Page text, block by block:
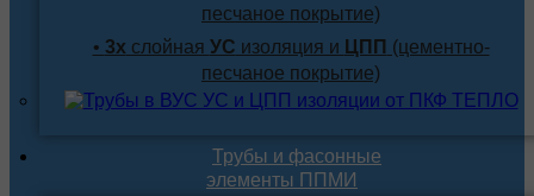
песчаное покрытие)
• 3х слойная УС изоляция и ЦПП (цементно-
песчаное покрытие)
Трубы и фасонные
элементы ППМИ